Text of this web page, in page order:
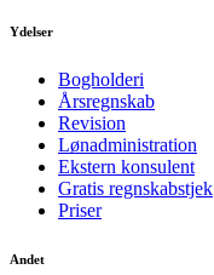
Ydelser
Bogholderi
Årsregnskab
Revision
Lønadministration
Ekstern konsulent
Gratis regnskabstjek
Priser
Andet